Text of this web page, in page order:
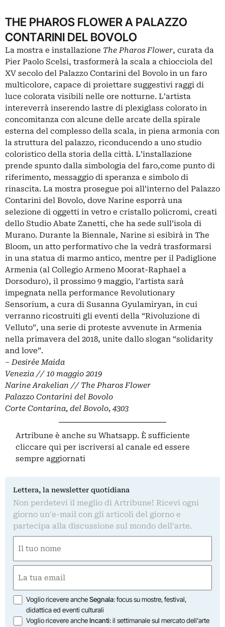
THE PHAROS FLOWER A PALAZZO
CONTARINI DEL BOVOLO
La mostra e installazione The Pharos Flower, curata da
Pier Paolo Scelsi, trasformerà la scala a chiocciola del
XV secolo del Palazzo Contarini del Bovolo in un faro
multicolore, capace di proiettare suggestivi raggi di
luce colorata visibili nelle ore notturne. L’artista
intereverrà inserendo lastre di plexiglass colorato in
concomitanza con alcune delle arcate della spirale
esterna del complesso della scala, in piena armonia con
la struttura del palazzo, riconducendo a uno studio
coloristico della storia della città. L’installazione
prende spunto dalla simbologia del faro,come punto di
riferimento, messaggio di speranza e simbolo di
rinascita. La mostra prosegue poi all’interno del Palazzo
Contarini del Bovolo, dove Narine esporrà una
selezione di oggetti in vetro e cristallo policromi, creati
dello Studio Abate Zanetti, che ha sede sull’isola di
Murano. Durante la Biennale, Narine si esibirà in The
Bloom, un atto performativo che la vedrà trasformarsi
in una statua di marmo antico, mentre per il Padiglione
Armenia (al Collegio Armeno Moorat-Raphael a
Dorsoduro), il prossimo 9 maggio, l’artista sarà
impegnata nella performance Revolutionary
Sensorium, a cura di Susanna Gyulamiryan, in cui
verranno ricostruiti gli eventi della “Rivoluzione di
Velluto”, una serie di proteste avvenute in Armenia
nella primavera del 2018, unite dallo slogan “solidarity
and love”.
– Desirée Maida
Venezia // 10 maggio 2019
Narine Arakelian // The Pharos Flower
Palazzo Contarini del Bovolo
Corte Contarina, del Bovolo, 4303
Artribune è anche su Whatsapp. È sufficiente
cliccare qui per iscriversi al canale ed essere
sempre aggiornati
Lettera, la newsletter quotidiana
Non perdetevi il meglio di Artribune! Ricevi ogni
giorno un'e-mail con gli articoli del giorno e
partecipa alla discussione sul mondo dell'arte.
(Required)
First
(Required)
Opzioni
Voglio ricevere ancheSegnala: focus su mostre, festival,
didattica ed eventi culturali
Voglio ricevere ancheIncanti: il settimanale sul mercato dell'arte